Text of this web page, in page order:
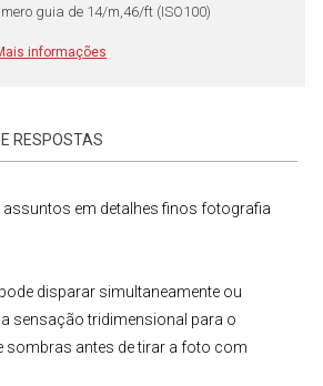
guia de 14/m,46/ft (ISO100)
informações
RESPOSTAS
em detalhes finos fotografia
disparar simultaneamente ou
sensação tridimensional para o
sombras antes de tirar a foto com